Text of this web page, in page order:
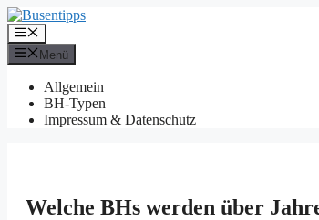
Zum
Inhalt
springen
Menü
Menü
Allgemein
BH-Typen
Impressum & Datenschutz
Welche BHs werden über